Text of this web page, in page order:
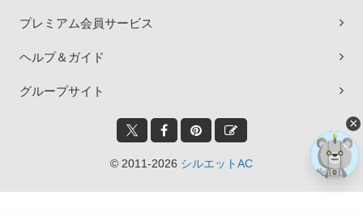
プレミアム会員サービス
ヘルプ＆ガイド
グループサイト
© 2011-2026 シルエットAC
×